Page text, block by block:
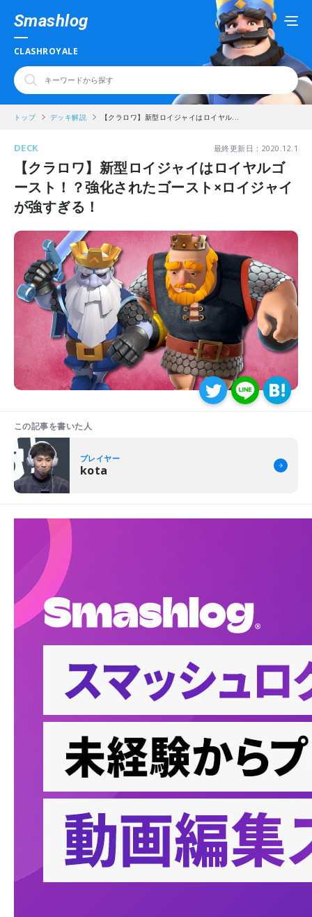
Smashlog
CLASHROYALE
トップ デッキ解説 【クラロワ】新型ロイジャイはロイヤル...
DECK 最終更新日：2020.12.1
【クラロワ】新型ロイジャイはロイヤルゴ
ースト！？強化されたゴースト×ロイジャイ
が強すぎる！
この記事を書いた人
プレイヤー
kota